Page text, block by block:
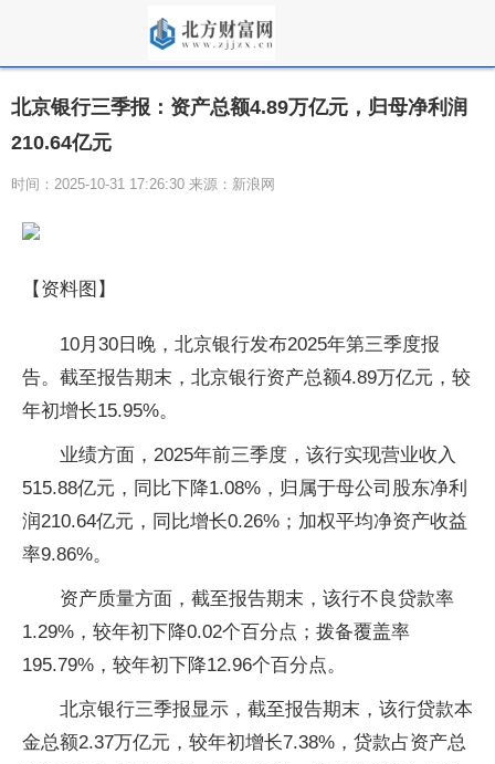
北京银行三季报：资产总额4.89万亿元，归母净利润
210.64亿元
时间：2025-10-31 17:26:30 来源：新浪网
【资料图】
10月30日晚，北京银行发布2025年第三季度报
告。截至报告期末，北京银行资产总额4.89万亿元，较
年初增长15.95%。
业绩方面，2025年前三季度，该行实现营业收入
515.88亿元，同比下降1.08%，归属于母公司股东净利
润210.64亿元，同比增长0.26%；加权平均净资产收益
率9.86%。
资产质量方面，截至报告期末，该行不良贷款率
1.29%，较年初下降0.02个百分点；拨备覆盖率
195.79%，较年初下降12.96个百分点。
北京银行三季报显示，截至报告期末，该行贷款本
金总额2.37万亿元，较年初增长7.38%，贷款占资产总